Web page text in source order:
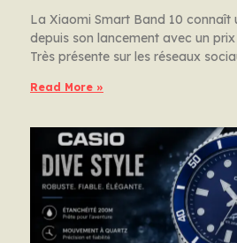
La Xiaomi Smart Band 10 connaît
depuis son lancement avec un
Très présente sur les réseaux
Read More »